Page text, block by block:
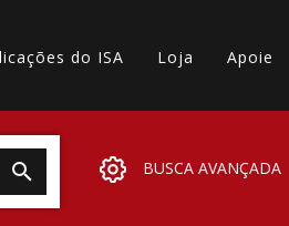
do ISA Loja Apoie
BUSCA AVANÇADA